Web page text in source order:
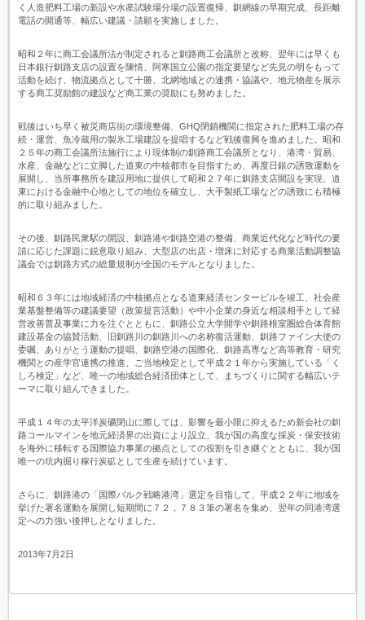
く人造肥料工場の新設や水産試験場分場の設置復帰、釧網線の早期完成、長距離
電話の開通等、幅広い建議・請願を実施しました。
昭和２年に商工会議所法が制定されると釧路商工会議所と改称、翌年には早くも
日本銀行釧路支店の設置を陳情、阿寒国立公園の指定要望など先見の明をもって
活動を続け、物流拠点として十勝、北網地域との連携・協議や、地元物産を展示
する商工奨励館の建設など商工業の奨励にも努めました。
戦後はいち早く被災商店街の環境整備、GHQ閉鎖機関に指定された肥料工場の存
続・運営、魚冷蔵用の製氷工場建設を提唱するなど戦後復興を進めました。昭和
２５年の商工会議所法施行により現体制の釧路商工会議所となり、港湾・貿易、
水産、金融などに立脚した道東の中核都市を目指すため、再度日銀の誘致運動を
展開し、当所事務所を建設用地に提供して昭和２７年に釧路支店開設を実現、道
東における金融中心地としての地位を確立し、大手製紙工場などの誘致にも積極
的に取り組みました。
その後、釧路民衆駅の開設、釧路港や釧路空港の整備、商業近代化など時代の要
請に応じた課題に鋭意取り組み、大型店の出店・増床に対応する商業活動調整協
議会では釧路方式の総量規制が全国のモデルとなりました。
昭和６３年には地域経済の中核拠点となる道東経済センタービルを竣工、社会産
業基盤整備等の建議要望（政策提言活動）や中小企業の身近な相談相手として経
営改善普及事業に力を注ぐとともに、釧路公立大学開学や釧路根室圏総合体育館
建設基金の協賛活動、旧釧路川の釧路川への名称復活運動、釧路ファイン大使の
委嘱、ありがとう運動の提唱、釧路空港の国際化、釧路高専など高等教育・研究
機関との産学官連携の推進、ご当地検定として平成２１年から実施している「く
しろ検定」など、唯一の地域総合経済団体として、まちづくりに関する幅広いテ
ーマに取り組んできました。
平成１４年の太平洋炭礦閉山に際しては、影響を最小限に抑えるため新会社の釧
路コールマインを地元経済界の出資により設立、我が国の高度な採炭・保安技術
を海外に移転する国際協力事業の拠点としての役割を引き継ぐとともに、我が国
唯一の坑内掘り稼行炭砿として生産を続けています。
さらに、釧路港の「国際バルク戦略港湾」選定を目指して、平成２２年に地域を
挙げた署名運動を展開し短期間に７２，７８３筆の署名を集め、翌年の同港湾選
定への力強い後押しとなりました。
2013年7月2日